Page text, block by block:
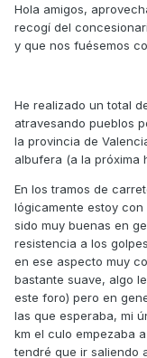
Hola amigos,
recogí del
y que nos fuésemos
He realizado un total
atravesando pueblos
la provincia de
albufera (a la próxima
En los tramos de
lógicamente estoy
sido muy buenas en
resistencia a los
en ese aspecto muy
bastante suave, algo
este foro) pero en
las que esperaba, mi
km el culo empezaba
tendré que ir saliendo